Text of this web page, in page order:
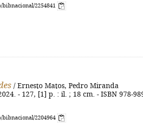
2254841
/ Ernesto Matos, Pedro Miranda
- 127, [1] p. : il. ; 18 cm. - ISBN 978-
2204964